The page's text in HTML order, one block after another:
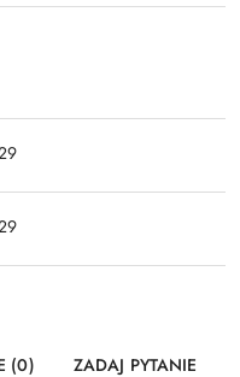
(0) ZADAJ PYTANIE